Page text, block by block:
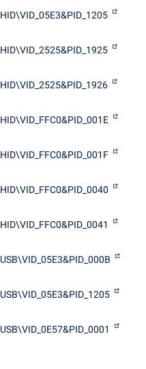
HID\VID_05E3&PID_1205
HID\VID_2525&PID_1925
HID\VID_2525&PID_1926
HID\VID_FFC0&PID_001E
HID\VID_FFC0&PID_001F
HID\VID_FFC0&PID_0040
HID\VID_FFC0&PID_0041
USB\VID_05E3&PID_000B
USB\VID_05E3&PID_1205
USB\VID_0E57&PID_0001